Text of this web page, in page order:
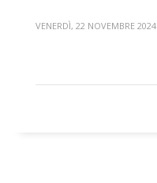
VENERDÌ, 22 NOVEMBRE 2024